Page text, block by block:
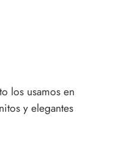
los usamos en
y elegantes